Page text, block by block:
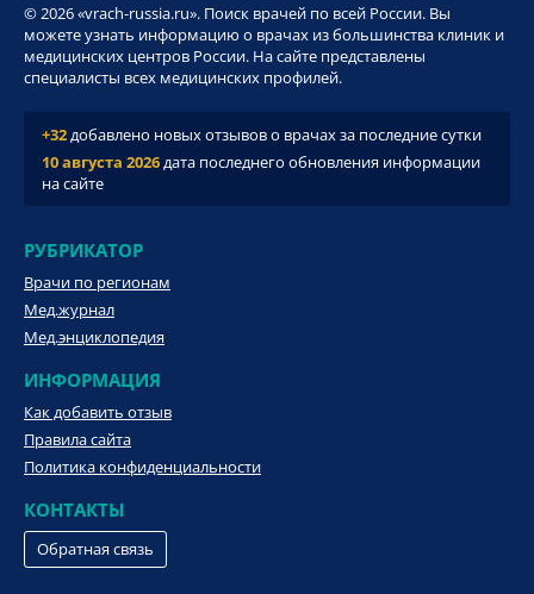
© 2026 «vrach-russia.ru». Поиск врачей по всей России. Вы
можете узнать информацию о врачах из большинства клиник и
медицинских центров России. На сайте представлены
специалисты всех медицинских профилей.
+32добавлено новых отзывов о врачах за последние сутки
10 августа 2026дата последнего обновления информации
на сайте
РУБРИКАТОР
Врачи по регионам
Мед.журнал
Мед.энциклопедия
ИНФОРМАЦИЯ
Как добавить отзыв
Правила сайта
Политика конфиденциальности
КОНТАКТЫ
Обратная связь